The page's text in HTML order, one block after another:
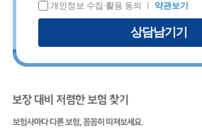
개인정보 수집∙활용 동의 ㅣ 약관보기